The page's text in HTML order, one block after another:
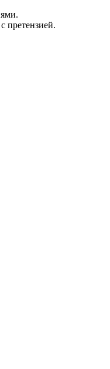
претензией.